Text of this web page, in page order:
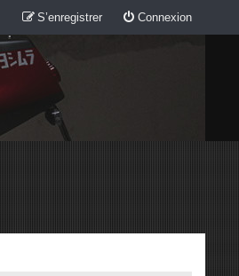
Connexion
S’enregistrer